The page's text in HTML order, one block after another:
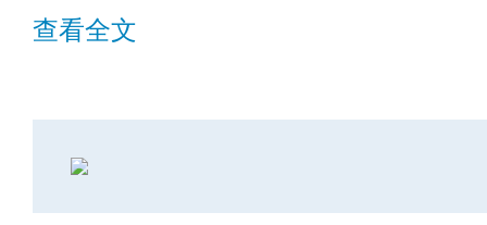
槽一时爽，事后火葬场”，面试新公
查看全文